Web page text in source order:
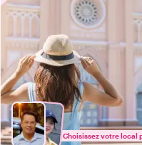
Choisissez votre local